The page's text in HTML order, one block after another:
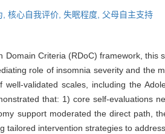
, 核心自我评价, 失眠程度, 父母自主支持
Domain Criteria (RDoC) framework,
role of insomnia severity and the
validated scales, including the
that: 1) core self-evaluations
support moderated the direct path,
tailored intervention strategies to